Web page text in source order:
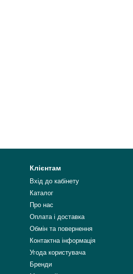
Клієнтам
Вхід до кабінету
Каталог
Про нас
Оплата і доставка
Обмін та повернення
Контактна інформація
Угода користувача
Бренди